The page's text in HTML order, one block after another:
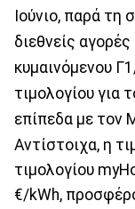
Ιούνιο, παρά τη
διεθνείς
κυμαινόμενου
τιμολογίου για
επίπεδα με τον
Αντίστοιχα, η
τιμολογίου
€/kWh,